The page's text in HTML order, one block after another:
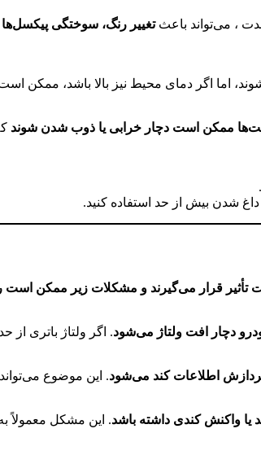
، می‌تواند باعثتغییر رنگ، سوختگی پیکسل‌ها
اما اگر دمای محیط نیز بالا باشد، ممکن
ممکن است دچار خرابی یا ذوب شدن شوند
شدن بیش از حد استفاده کنید.
تأثیر قرار می‌گیرند و مشکلات زیر ممکن است
دچار افت ولتاژ می‌شود. اگر ولتاژ باتری از
اطلاعات کند می‌شود. این موضوع
واکنش کندی داشته باشد